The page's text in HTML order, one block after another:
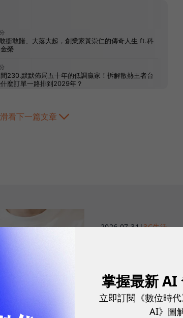
看下一篇文章
2026.07.31|3C生活
AI 時代的
境」的
電與
當 AI 成為貼身助理，筆
AI+商務筆電亦重新定義
掌握最新 AI
立即訂閱《數位時
AI》圖